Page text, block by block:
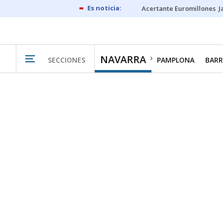
Acertante Euromillones
SECCIONES NAVARRA PAMPLONA